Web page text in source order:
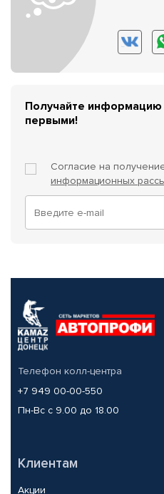
Получайте информацию
первыми!
Согласие на
информационных
Телефон колл-центра
+7 949 00-00-550
Пн-Вс с 9.00 до 18.00
Клиентам
Акции